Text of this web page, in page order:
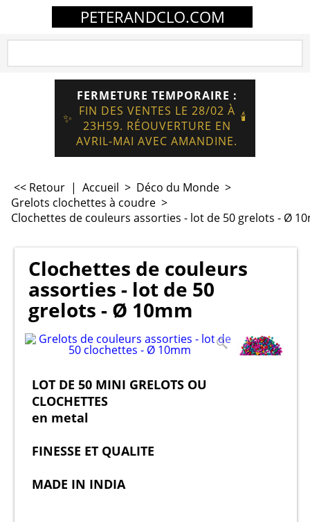
PETERANDCLO.COM
✨
FERMETURE TEMPORAIRE :
FIN DES VENTES LE 28/02 À
23H59. RÉOUVERTURE EN
AVRIL-MAI AVEC AMANDINE.
🕯️
<< Retour | Accueil > Déco du Monde >
Grelots clochettes à coudre >
Clochettes de couleurs assorties - lot de 50 grelots - Ø
Clochettes de couleurs
assorties - lot de 50
grelots - Ø 10mm
LOT DE 50 MINI GRELOTS OU
CLOCHETTES
en metal
FINESSE ET QUALITE
MADE IN INDIA